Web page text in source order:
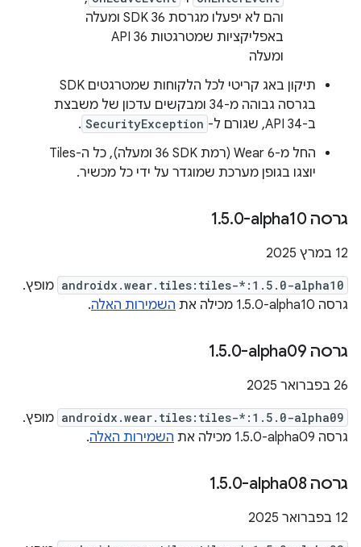
והם לא יפעלו מגרסת SDK 36 ומעלה
באפליקציות שמטרגטות API 36
ומעלה
תיקון באג קריטי לכל הלקוחות שמטרגטים SDK
בגרסה גבוהה מ-34 ומבקשים עדכון של משבצת
ב-API 34, שגורם ל-
SecurityException
.
החל מ-Wear 6 (רמת SDK‏ 36 ומעלה), כל ה-Tiles
יוצגו בגופן מערכת שמוגדר על ידי כל מכשיר.
גרסה ‎1 .5.0-alpha10
‫12 במרץ 2025
androidx.wear.tiles:tiles-*:1.5.0-alpha10 מופץ.
גרסה ‎1.5.0-alpha10 מכילה את
השמירות האלה.
גרסה ‎1 .5.0-alpha09
‫26 בפברואר 2025
androidx.wear.tiles:tiles-*:1.5.0-alpha09 מופץ.
גרסה ‎1.5.0-alpha09 מכילה את
השמירות האלה.
גרסה ‎1 .5.0-alpha08
‫12 בפברואר 2025